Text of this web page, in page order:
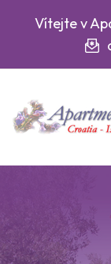
Vítejte v